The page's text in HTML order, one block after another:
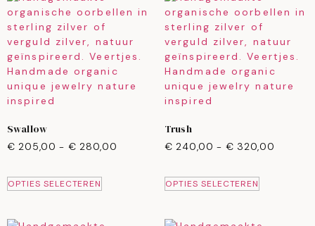
Swallow
€ 205,00 - € 280,00
OPTIES SELECTEREN
Trush
€ 240,00 - € 320,00
OPTIES SELECTEREN